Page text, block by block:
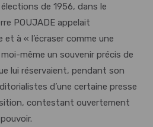
de 1956, dans le
POUJADE appelait
à « l’écraser comme une
même un souvenir précis de
lui réservaient, pendant son
d’une certaine presse
contestant ouvertement